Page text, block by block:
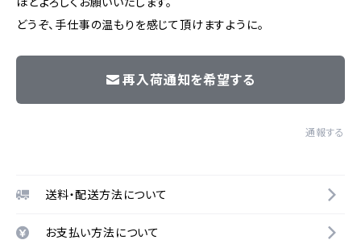
どうぞ、手仕事の温もりを感じて頂けますように。
再入荷通知を希望する
通報する
送料・配送方法について
お支払い方法について